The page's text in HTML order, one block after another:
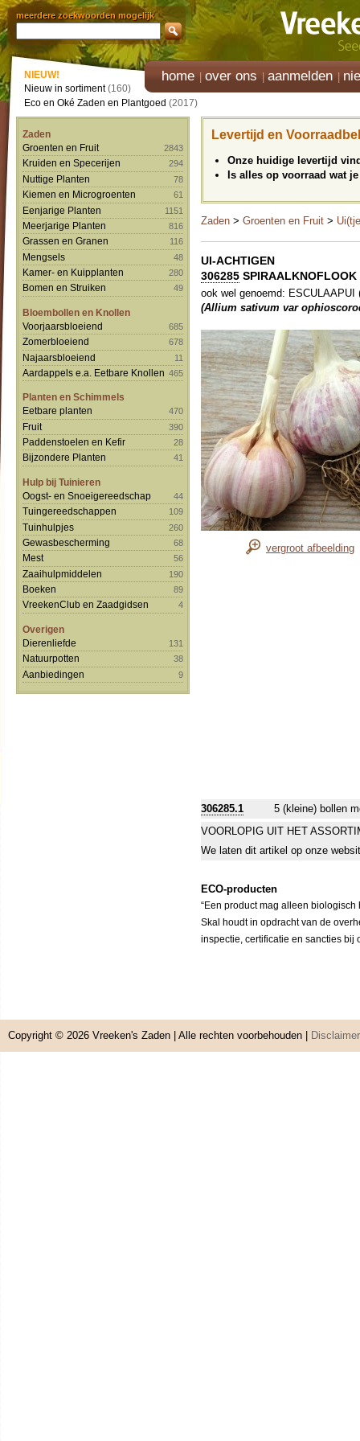
meerdere zoekwoorden mogelijk
home over ons aanmelden
NIEUW!
Nieuw in sortiment(160)
Eco en Oké Zaden en Plantgoed (2017)
Zaden
Groenten en Fruit
2843
Kruiden en Specerijen 294
Nuttige Planten 78
Kiemen en Microgroenten 61
Eenjarige Planten 1151
Meerjarige Planten 816
Grassen en Granen 116
Mengsels 48
Kamer- en Kuipplanten 280
Bomen en Struiken 49
Bloembollen en Knollen
Voorjaarsbloeiend
685
Zomerbloeiend 678
Najaarsbloeiend 11
Aardappels e.a. Eetbare Knollen 465
Planten en Schimmels
Eetbare planten
470
Fruit 390
Paddenstoelen en Kefir 28
Bijzondere Planten 41
Hulp bij Tuinieren
Oogst- en Snoeigereedschap
44
Tuingereedschappen 109
Tuinhulpjes 260
Gewasbescherming 68
Mest 56
Zaaihulpmiddelen 190
Boeken 89
VreekenClub en Zaadgidsen 4
Overigen
Dierenliefde
131
Natuurpotten 38
Aanbiedingen 9
Levertijd en
Onze huidige levertijd
Is alles op voorraad wat
Zaden > Groenten en Fruit >
UI-ACHTIGEN
306285
ook wel genoemd:
(Allium sativum var
vergroot afbeelding
306285.1
5 (kleine) bollen
VOORLOPIG UIT HET
We laten dit artikel op onze
ECO-producten
“Een product mag alleen
Skal houdt in opdracht van de
inspectie, certificatie en sancties
Copyright © 2026 Vreeken's Zaden | Alle rechten voorbehouden | Disclaimer